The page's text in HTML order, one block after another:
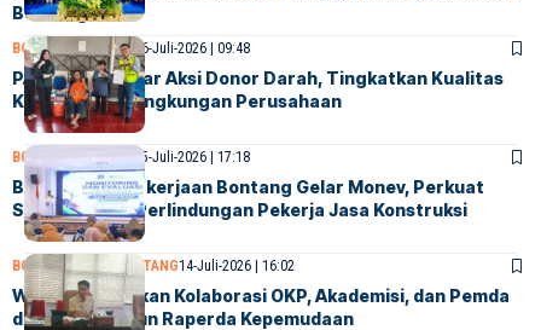
Bontang
BONTANG SOCIETY 16-Juli-2026 | 09:48
PAMA INDO Gelar Aksi Donor Darah, Tingkatkan Kualitas
Kesehatan di Lingkungan Perusahaan
BONTANGSOCIETY 15-Juli-2026 | 17:18
BPJS Ketenagakerjaan Bontang Gelar Monev, Perkuat
Sinergi Untuk Perlindungan Pekerja Jasa Konstruksi
BONTANG DPRD BONTANG14-Juli-2026 | 16:02
Winardi Tekankan Kolaborasi OKP, Akademisi, dan Pemda
dalam Menyusun Raperda Kepemudaan